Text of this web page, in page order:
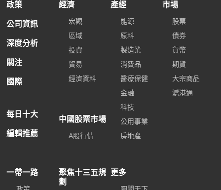
政策
公司資訊
深度分析
關注
國際
每日十大
編輯推薦
經濟
宏觀
區域
投資
貿易
經濟資料
中國股票市場
A股行情
產經
能源
原料
製造業
消費品
醫療保健
金融
科技
公用事業
房地產
市場
股票
債券
貨幣
期貨
大宗商品
滬港通
一帶一路
聚焦十三五規
劃
更多